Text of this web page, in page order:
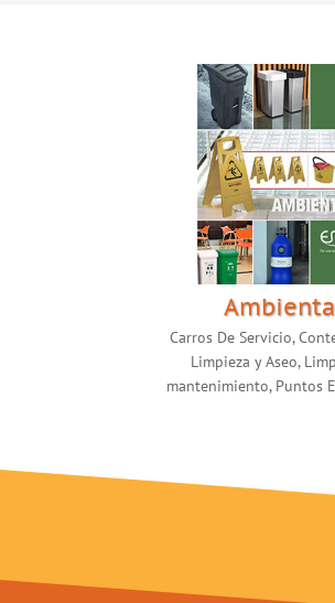
Carros De Servicio,
Limpieza y Aseo,
mantenimiento, Puntos